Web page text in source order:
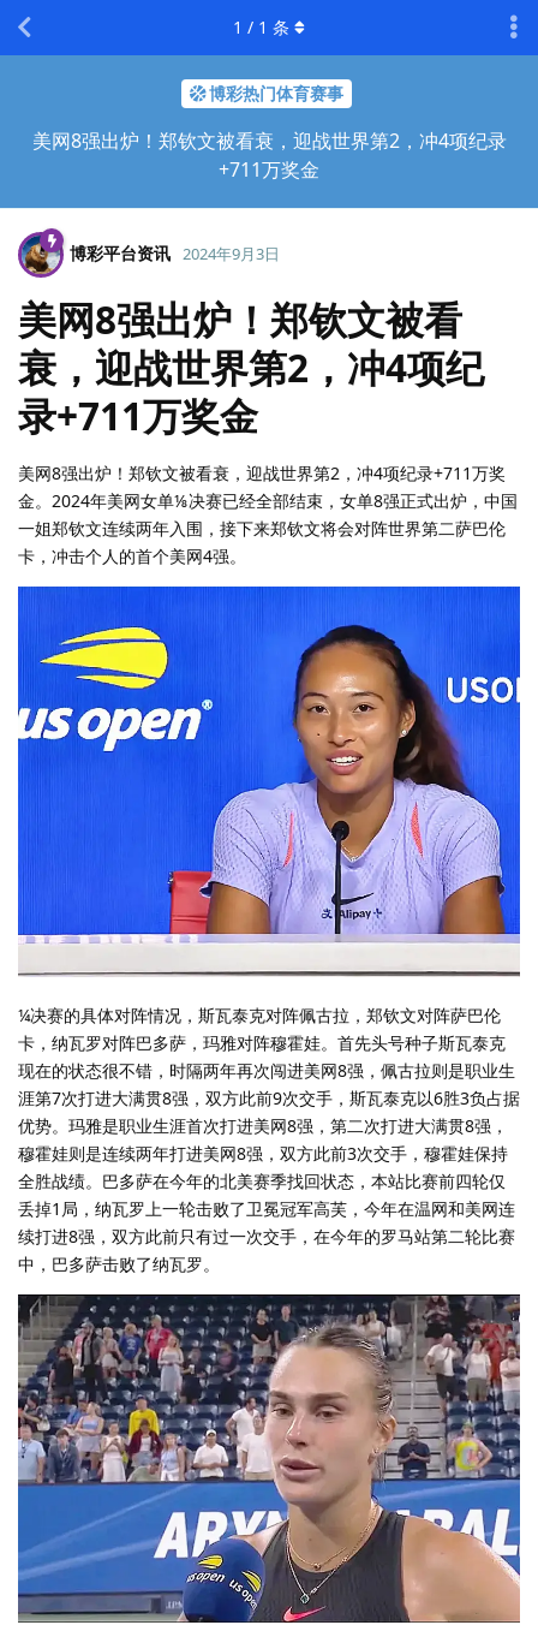
博彩热门体育赛事
美网8强出炉！郑钦文被看衰，迎战世界第2，冲4项纪录
+711万奖金
1 / 1 条
博彩平台资讯 2024年9月3日
美网8强出炉！郑钦文被看
衰，迎战世界第2，冲4项纪
录+711万奖金
美网8强出炉！郑钦文被看衰，迎战世界第2，冲4项纪录+711万奖
金。2024年美网女单⅛决赛已经全部结束，女单8强正式出炉，中国
一姐郑钦文连续两年入围，接下来郑钦文将会对阵世界第二萨巴伦
卡，冲击个人的首个美网4强。
¼决赛的具体对阵情况，斯瓦泰克对阵佩古拉，郑钦文对阵萨巴伦
卡，纳瓦罗对阵巴多萨，玛雅对阵穆霍娃。首先头号种子斯瓦泰克
现在的状态很不错，时隔两年再次闯进美网8强，佩古拉则是职业生
涯第7次打进大满贯8强，双方此前9次交手，斯瓦泰克以6胜3负占据
优势。玛雅是职业生涯首次打进美网8强，第二次打进大满贯8强，
穆霍娃则是连续两年打进美网8强，双方此前3次交手，穆霍娃保持
全胜战绩。巴多萨在今年的北美赛季找回状态，本站比赛前四轮仅
丢掉1局，纳瓦罗上一轮击败了卫冕冠军高芙，今年在温网和美网连
续打进8强，双方此前只有过一次交手，在今年的罗马站第二轮比赛
中，巴多萨击败了纳瓦罗。